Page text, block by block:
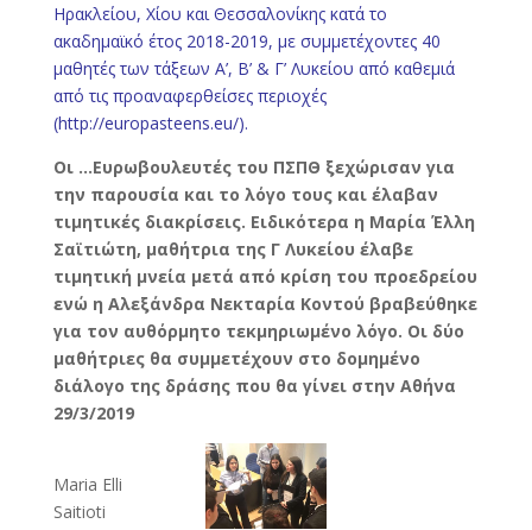
Ηρακλείου, Χίου και Θεσσαλονίκης κατά το
ακαδημαϊκό έτος 2018-2019, με συμμετέχοντες 40
μαθητές των τάξεων Α’, Β’ & Γ’ Λυκείου από καθεμιά
από τις προαναφερθείσες περιοχές
(http://europasteens.eu/).
Oι …Ευρωβουλευτές του ΠΣΠΘ ξεχώρισαν για
την παρουσία και το λόγο τους και έλαβαν
τιμητικές διακρίσεις. Ειδικότερα η Μαρία Έλλη
Σαϊτιώτη, μαθήτρια της Γ Λυκείου έλαβε
τιμητική μνεία μετά από κρίση του προεδρείου
ενώ η Αλεξάνδρα Νεκταρία Κοντού βραβεύθηκε
για τον αυθόρμητο τεκμηριωμένο λόγο. Οι δύο
μαθήτριες θα συμμετέχουν στο δομημένο
διάλογο της δράσης που θα γίνει στην Αθήνα
29/3/2019
Maria Elli
Saitioti